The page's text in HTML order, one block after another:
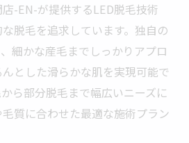
-EN-が提供するLED脱毛技術
脱毛を追求しています。独自の
細かな産毛までしっかりアプロ
とした滑らかな肌を実現可能で
ら部分脱毛まで幅広いニーズに
質に合わせた最適な施術プラン